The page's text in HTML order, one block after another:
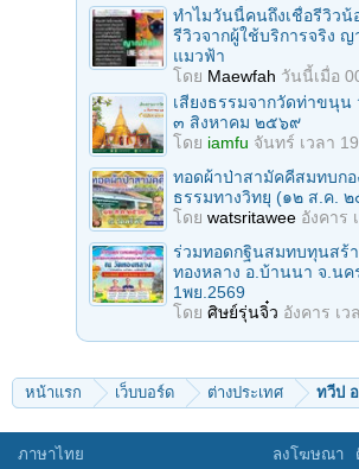
ทำไมวันนี้คนถึงเชื่อรีวิวน้
รีวิวจากผู้ใช้บริการจริง
แมวฟ้า
โดย Maewfah วันนี้เมื่อ
เสียงธรรมจากวัดท่าขนุ
๓ สิงหาคม ๒๕๖๙
โดย iamfu จันทร์ เวลา
ทอดผ้าป่าสามัคคีสมทบกอ
ธรรมทางวิทยุ (๑๒ ส.ค.
โดย watsritawee อังคาร
ร่วมทอดกฐินสมทบทุนสร้า
ทองหลาง อ.บ้านนา จ.นค
1พย.2569
โดย ศิษย์รุ่นจิ๋ว อังคาร เว
หน้าแรก เว็บบอร์ด ต่างประเทศ ทวีป อ
ภาษาไทย ลงโฆษณา